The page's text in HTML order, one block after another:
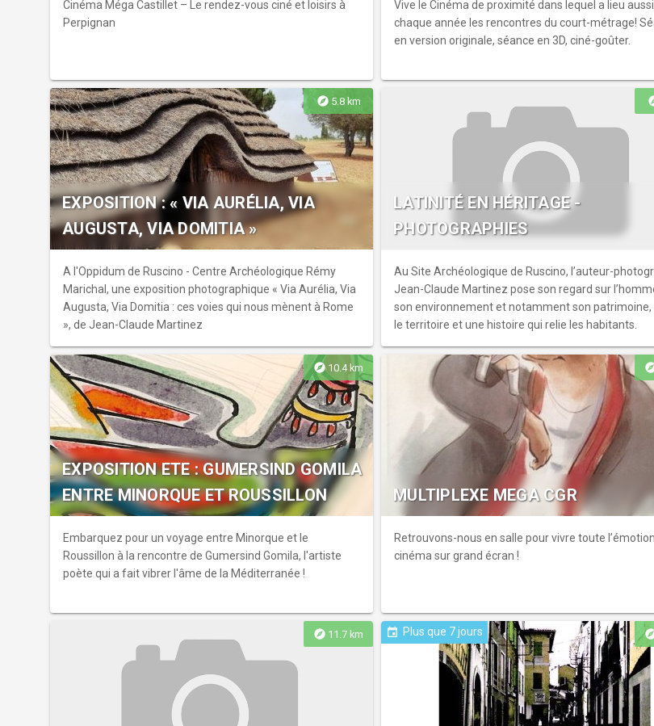
Cinéma Méga Castillet – Le rendez-vous ciné et loisirs à
Perpignan
Vive le Cinéma de proximité dans lequel a lieu aussi
chaque année les rencontres du court-métrage!
en version originale, séance en 3D, ciné-goûter.
explore 5.8 km
EXPOSITION : « VIA AURÉLIA, VIA
AUGUSTA, VIA DOMITIA »
A l'Oppidum de Ruscino - Centre Archéologique Rémy
Marichal, une exposition photographique « Via Aurélia, Via
Augusta, Via Domitia : ces voies qui nous mènent à Rome
», de Jean-Claude Martinez
LATINITÉ EN HÉRITAGE -
PHOTOGRAPHIES
Au Site Archéologique de Ruscino, l’auteur-
Jean-Claude Martinez pose son regard sur
son environnement et notamment son patrimoine,
le territoire et une histoire qui relie les habitants.
explore 10.4 km
EXPOSITION ETE : GUMERSIND GOMILA
ENTRE MINORQUE ET ROUSSILLON
Embarquez pour un voyage entre Minorque et le
Roussillon à la rencontre de Gumersind Gomila, l'artiste
poète qui a fait vibrer l'âme de la Méditerranée !
MULTIPLEXE MEGA CGR
Retrouvons-nous en salle pour vivre toute
cinéma sur grand écran !
explore 11.7 km event Plus que 7 jours